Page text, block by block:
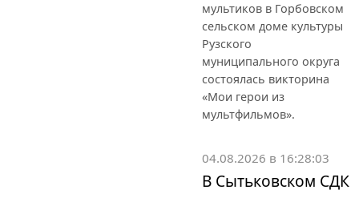
мультиков в Горбовском
сельском доме культуры
Рузского
муниципального округа
состоялась викторина
«Мои герои из
мультфильмов».
04.08.2026 в 16:28:03
В Сытьковском СДК